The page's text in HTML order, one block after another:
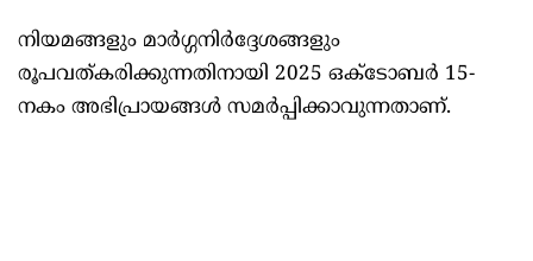
നിയമങ്ങളും മാർഗ്ഗനിർദ്ദേശങ്ങളും
രൂപവത്കരിക്കുന്നതിനായി 2025 ഒക്ടോബർ 15-
നകം അഭിപ്രായങ്ങൾ സമർപ്പിക്കാവുന്നതാണ്.